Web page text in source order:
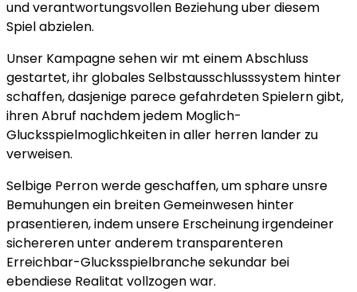
und verantwortungsvollen Beziehung uber diesem
Spiel abzielen.
Unser Kampagne sehen wir mt einem Abschluss
gestartet, ihr globales Selbstausschlusssystem hinter
schaffen, dasjenige parece gefahrdeten Spielern gibt,
ihren Abruf nachdem jedem Moglich-
Glucksspielmoglichkeiten in aller herren lander zu
verweisen.
Selbige Perron werde geschaffen, um sphare unsre
Bemuhungen ein breiten Gemeinwesen hinter
prasentieren, indem unsere Erscheinung irgendeiner
sichereren unter anderem transparenteren
Erreichbar-Glucksspielbranche sekundar bei
ebendiese Realitat vollzogen war.